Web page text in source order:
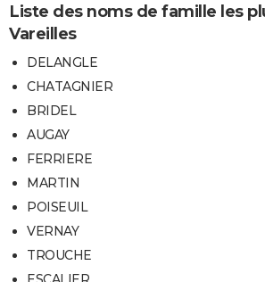
Liste des noms de famille les
Vareilles
DELANGLE
CHATAGNIER
BRIDEL
AUGAY
FERRIERE
MARTIN
POISEUIL
VERNAY
TROUCHE